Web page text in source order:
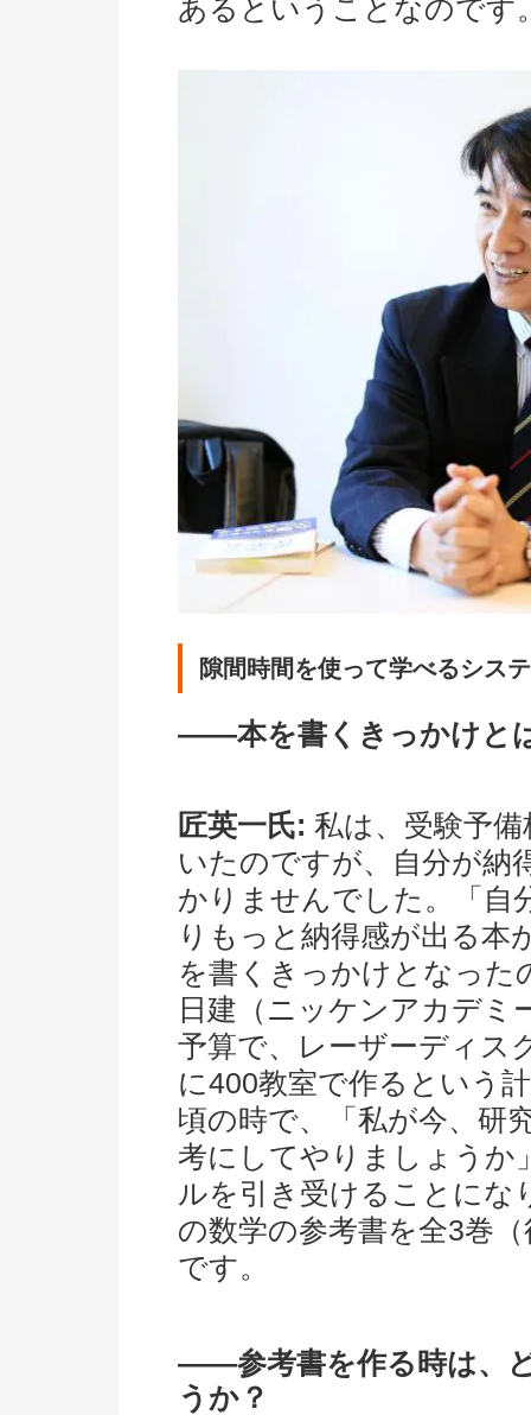
あるということなのです
隙間時間を使って学べるシス
――本を書くきっかけと
匠英一氏: 私は、受験予
いたのですが、自分が納
かりませんでした。「自
りもっと納得感が出る本
を書くきっかけとなった
日建（ニッケンアカデミ
予算で、レーザーディス
に400教室で作るという
頃の時で、「私が今、研
考にしてやりましょうか
ルを引き受けることにな
の数学の参考書を全3巻
です。
――参考書を作る時は、
うか？